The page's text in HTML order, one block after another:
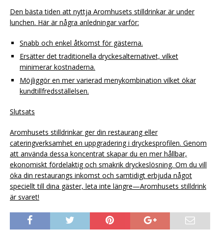
Den bästa tiden att nyttja Aromhusets stilldrinkar är under
lunchen. Här är några anledningar varför:
Snabb och enkel åtkomst för gästerna.
Ersätter det traditionella dryckesalternativet, vilket
minimerar kostnaderna.
Möjliggör en mer varierad menykombination vilket ökar
kundtillfredsställelsen.
Slutsats
Aromhusets stilldrinkar ger din restaurang eller
cateringverksamhet en uppgradering i dryckesprofilen. Genom
att använda dessa koncentrat skapar du en mer hållbar,
ekonomiskt fördelaktig och smakrik dryckeslösning. Om du vill
öka din restaurangs inkomst och samtidigt erbjuda något
speciellt till dina gäster, leta inte längre—Aromhusets stilldrink
är svaret!